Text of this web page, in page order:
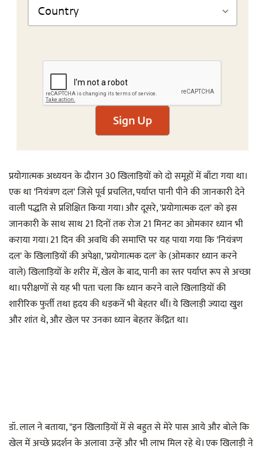
Sign Up
प्रयोगात्मक अध्ययन के दौरान 30 खिलाड़ियों को दो समूहों में बाँटा गया था।
एक था 'नियंत्रण दल' जिसे पूर्व प्रचलित, पर्याप्त पानी पीने की जानकारी देने
वाली पद्धति से प्रशिक्षित किया गया। और दूसरे, 'प्रयोगात्मक दल' को इस
जानकारी के साथ साथ 21 दिनों तक रोज 21 मिनट का ओमकार ध्यान भी
कराया गया। 21 दिन की अवधि की समाप्ति पर यह पाया गया कि 'नियंत्रण
दल' के खिलाड़ियों की अपेक्षा, 'प्रयोगात्मक दल' के (ओमकार ध्यान करने
वाले) खिलाड़ियों के शरीर में, खेल के बाद, पानी का स्तर पर्याप्त रूप से अच्छा
था। परीक्षणों से यह भी पता चला कि ध्यान करने वाले खिलाड़ियों की
शारीरिक फुर्ती तथा हृदय की धड़कनें भी बेहतर थीं। ये खिलाड़ी ज्यादा खुश
और शांत थे, और खेल पर उनका ध्यान बेहतर केंद्रित था।
डॉ. लाल ने बताया, "इन खिलाड़ियों में से बहुत से मेरे पास आये और बोले कि
खेल में अच्छे प्रदर्शन के अलावा उन्हें और भी लाभ मिल रहे थे। एक खिलाड़ी ने